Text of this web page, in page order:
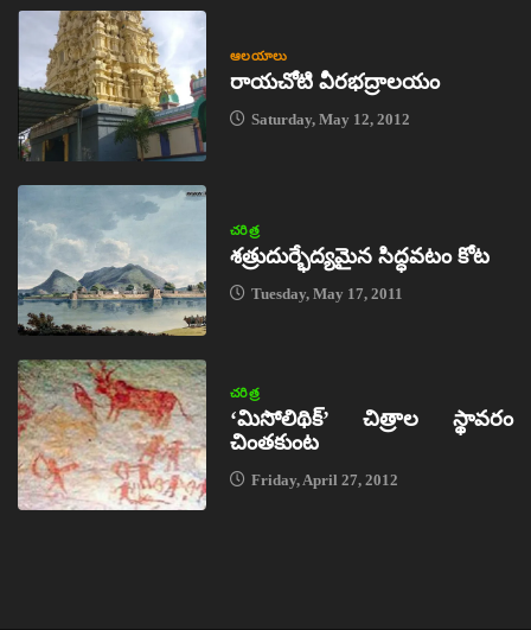
ఆలయాలు
రాయచోటి వీరభద్రాలయం
Saturday, May 12, 2012
చరిత్ర
శత్రుదుర్భేద్యమైన సిద్ధవటం కోట
Tuesday, May 17, 2011
చరిత్ర
‘మిసోలిథిక్‌’ చిత్రాల స్థావరం
చింతకుంట
Friday, April 27, 2012